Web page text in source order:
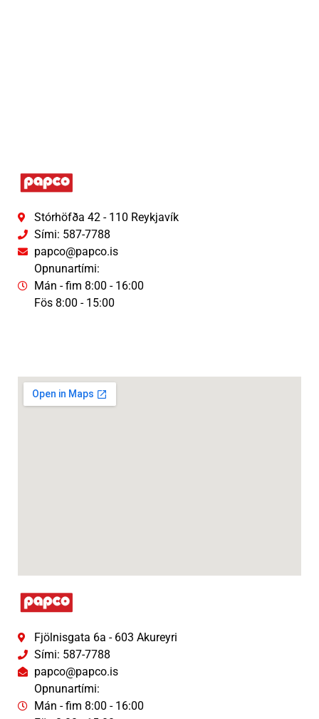
Stórhöfða 42 - 110 Reykjavík
Sími: 587-7788
papco@papco.is
Opnunartími:
Mán - fim 8:00 - 16:00
Fös 8:00 - 15:00
Fjölnisgata 6a - 603 Akureyri
Sími: 587-7788
papco@papco.is
Opnunartími:
Mán - fim 8:00 - 16:00